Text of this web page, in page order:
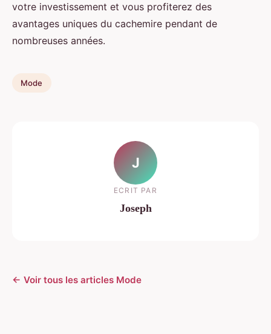
votre investissement et vous profiterez des
avantages uniques du cachemire pendant de
nombreuses années.
Mode
J
ECRIT PAR
Joseph
← Voir tous les articles Mode